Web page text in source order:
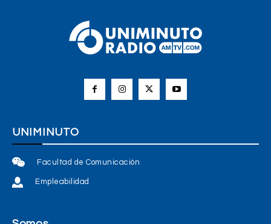
UNIMINUTO
Facultad de Comunicación
Empleabilidad